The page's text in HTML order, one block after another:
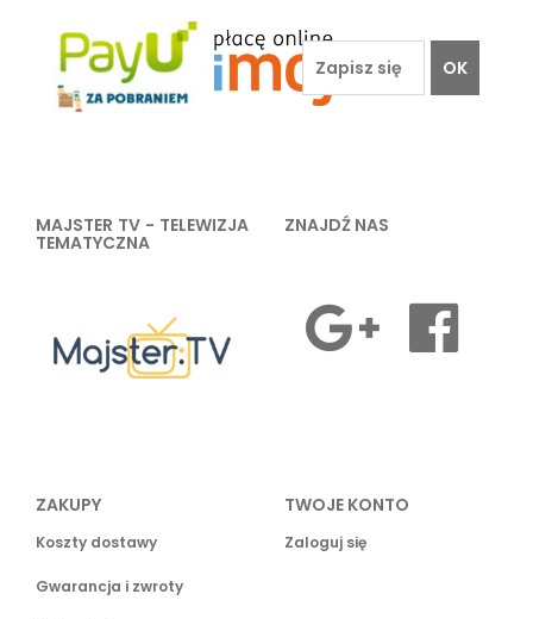
OK
MAJSTER TV - TELEWIZJA
TEMATYCZNA
ZNAJDŹ NAS
ZAKUPY
Koszty dostawy
Gwarancja i zwroty
TWOJE KONTO
Zaloguj się